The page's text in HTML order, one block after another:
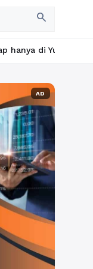
search
Mulai
AD